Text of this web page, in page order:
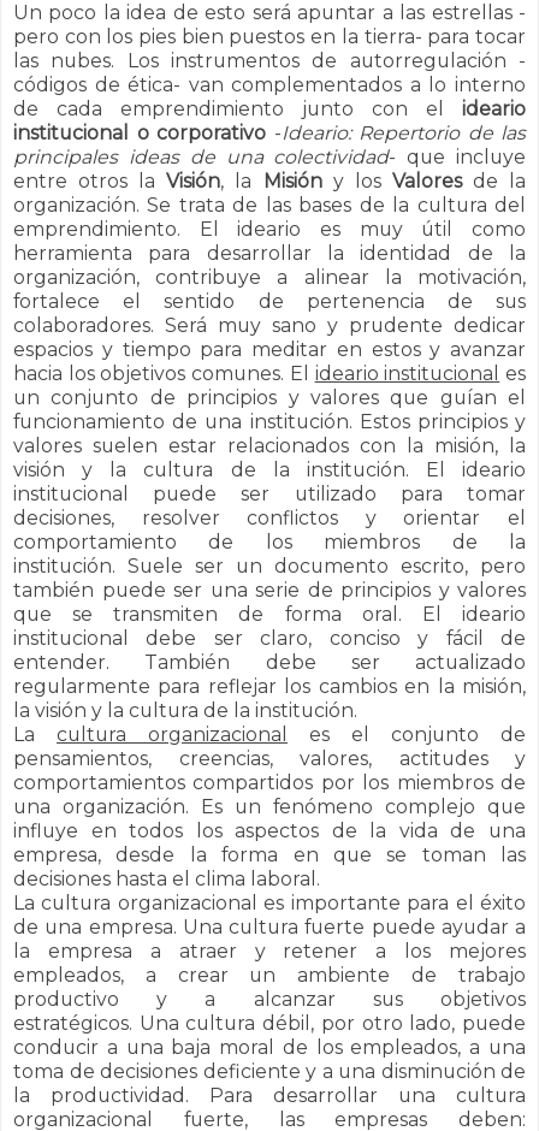
Un poco la idea de esto será apuntar a las estrellas -
pero con los pies bien puestos en la tierra- para tocar
las nubes. Los instrumentos de autorregulación -
códigos de ética- van complementados a lo interno
de cada emprendimiento junto con el ideario
institucional o corporativo -Ideario: Repertorio de las
principales ideas de una colectividad- que incluye
entre otros laVisión, la Misióny los Valores de la
organización. Se trata de las bases de la cultura del
emprendimiento. El ideario es muy útil como
herramienta para desarrollar la identidad de la
organización, contribuye a alinear la motivación,
fortalece el sentido de pertenencia de sus
colaboradores. Será muy sano y prudente dedicar
espacios y tiempo para meditar en estos y avanzar
hacia los objetivos comunes. El ideario institucional es
un conjunto de principios y valores que guían el
funcionamiento de una institución. Estos principios y
valores suelen estar relacionados con la misión, la
visión y la cultura de la institución. El ideario
institucional puede ser utilizado para tomar
decisiones, resolver conflictos y orientar el
comportamiento de los miembros de la
institución. Suele ser un documento escrito, pero
también puede ser una serie de principios y valores
que se transmiten de forma oral. El ideario
institucional debe ser claro, conciso y fácil de
entender. También debe ser actualizado
regularmente para reflejar los cambios en la misión,
la visión y la cultura de la institución.
La cultura organizacional
es el conjunto de
pensamientos, creencias, valores, actitudes y
comportamientos compartidos por los miembros de
una organización. Es un fenómeno complejo que
influye en todos los aspectos de la vida de una
empresa, desde la forma en que se toman las
decisiones hasta el clima laboral.
La cultura organizacional es importante para el éxito
de una empresa. Una cultura fuerte puede ayudar a
la empresa a atraer y retener a los mejores
empleados, a crear un ambiente de trabajo
productivo y a alcanzar sus objetivos
estratégicos. Una cultura débil, por otro lado, puede
conducir a una baja moral de los empleados, a una
toma de decisiones deficiente y a una disminución de
la productividad. Para desarrollar una cultura
organizacional fuerte, las empresas deben: